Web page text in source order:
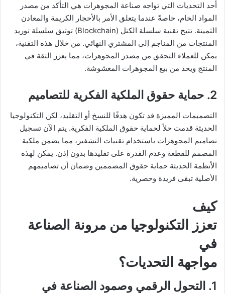
أحد التحديات التي تواجه صناعة المجوهرات هي التأكد من مصدر
المواد الخام، خاصةً عندما يتعلق الأمر بالأحجار الكريمة والمعادن
الثمينة. تتيح تقنية سلسلة الكتل (Blockchain) توثيق سلسلة توريد
المنتجات من المناجم إلى المشتري النهائي. من خلال هذه التقنية،
يمكن للعملاء التحقق من مصدر المجوهرات، مما يعزز الثقة في
المنتج ويحد من بيع المجوهرات المغشوشة.
2. حماية حقوق الملكية الفكرية للتصاميم
التصميمات المميزة قد تكون هدفًا للنسخ أو التقليد، لكن التكنولوجيا
الحديثة قدمت حلاً لحماية حقوق الملكية الفكرية. يتم الآن تسجيل
تصاميم المجوهرات باستخدام تقنيات التشفير، مما يضمن ملكية
المصمم للقطعة وعدم القدرة على تقليدها بدون إذن. يمكن لهذه
الأنظمة الحديثة حماية حقوق المصممين وضمان أن تصاميمهم
الأصلية تبقى فريدة وحصرية.
كيف
تعزز التكنولوجيا من مرونة الصناعة
في
مواجهة التحديات؟
1. التحول الرقمي وصمود الصناعة في